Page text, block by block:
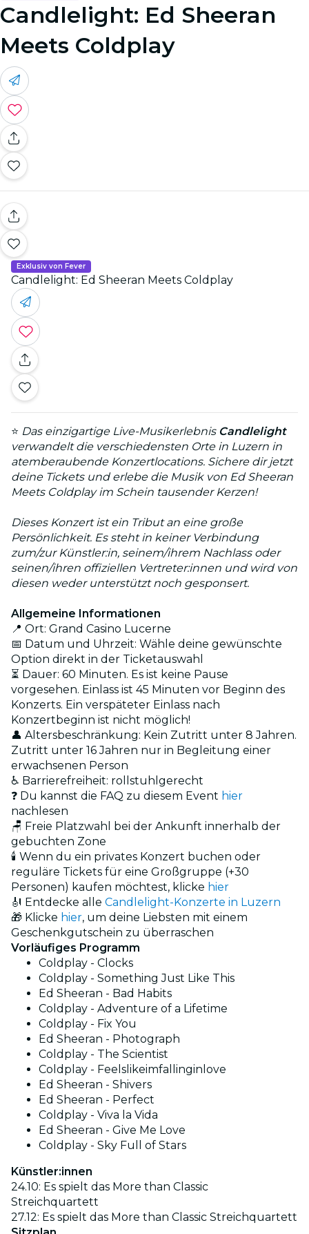
Candlelight: Ed Sheeran
Meets Coldplay
Exklusiv von Fever
Candlelight: Ed Sheeran Meets Coldplay
⭐ Das einzigartige Live-Musikerlebnis Candlelight
verwandelt die verschiedensten Orte in Luzern in
atemberaubende Konzertlocations. Sichere dir jetzt
deine Tickets und erlebe die Musik von Ed Sheeran
Meets Coldplay im Schein tausender Kerzen!
Dieses Konzert ist ein Tribut an eine große
Persönlichkeit. Es steht in keiner Verbindung
zum/zur Künstler:in, seinem/ihrem Nachlass oder
seinen/ihren offiziellen Vertreter:innen und wird von
diesen weder unterstützt noch gesponsert.
Allgemeine Informationen
📍 Ort: Grand Casino Lucerne
📅 Datum und Uhrzeit: Wähle deine gewünschte
Option direkt in der Ticketauswahl
⏳ Dauer: 60 Minuten. Es ist keine Pause
vorgesehen. Einlass ist 45 Minuten vor Beginn des
Konzerts. Ein verspäteter Einlass nach
Konzertbeginn ist nicht möglich!
👤 Altersbeschränkung: Kein Zutritt unter 8 Jahren.
Zutritt unter 16 Jahren nur in Begleitung einer
erwachsenen Person
♿ Barrierefreiheit: rollstuhlgerecht
❓ Du kannst die FAQ zu diesem Event hier
nachlesen
🪑 Freie Platzwahl bei der Ankunft innerhalb der
gebuchten Zone
🕯️ Wenn du ein privates Konzert buchen oder
reguläre Tickets für eine Großgruppe (+30
Personen) kaufen möchtest, klicke hier
🎻 Entdecke alle Candlelight-Konzerte in Luzern
🎁 Klicke hier, um deine Liebsten mit einem
Geschenkgutschein zu überraschen
Vorläufiges Programm
Coldplay - Clocks
Coldplay - Something Just Like This
Ed Sheeran - Bad Habits
Coldplay - Adventure of a Lifetime
Coldplay - Fix You
Ed Sheeran - Photograph
Coldplay - The Scientist
Coldplay - Feelslikeimfallinginlove
Ed Sheeran - Shivers
Ed Sheeran - Perfect
Coldplay - Viva la Vida
Ed Sheeran - Give Me Love
Coldplay - Sky Full of Stars
Künstler:innen
24.10: Es spielt das More than Classic
Streichquartett
27.12: Es spielt das More than Classic Streichquartett